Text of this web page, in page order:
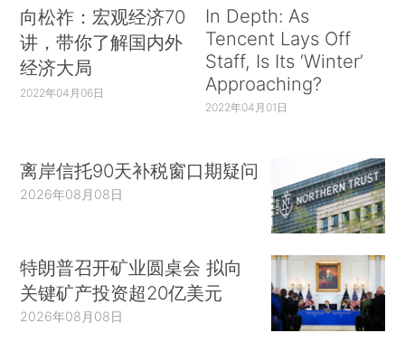
向松祚：宏观经济70
讲，带你了解国内外
经济大局
2022年04月06日
In Depth: As
Tencent Lays Off
Staff, Is Its ‘Winter’
Approaching?
2022年04月01日
离岸信托90天补税窗口期疑问
2026年08月08日
特朗普召开矿业圆桌会 拟向
关键矿产投资超20亿美元
2026年08月08日